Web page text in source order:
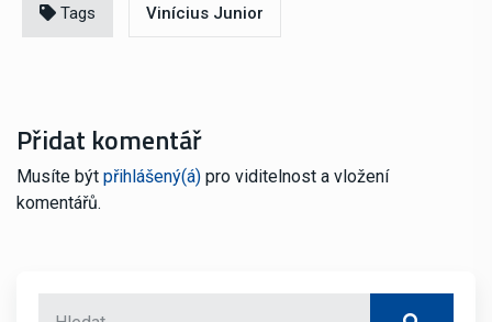
Tags Vinícius Junior
Přidat komentář
Musíte být přihlášený(á) pro viditelnost a vložení
komentářů.